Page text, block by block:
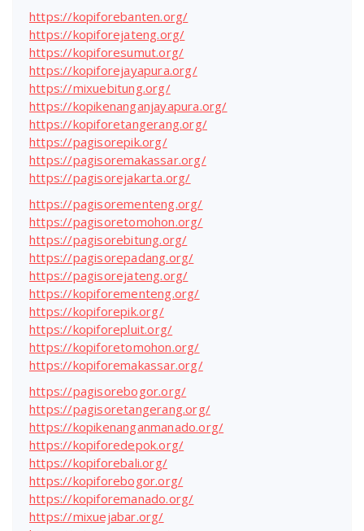
https://kopiforebanten.org/
https://kopiforejateng.org/
https://kopiforesumut.org/
https://kopiforejayapura.org/
https://mixuebitung.org/
https://kopikenanganjayapura.org/
https://kopiforetangerang.org/
https://pagisorepik.org/
https://pagisoremakassar.org/
https://pagisorejakarta.org/
https://pagisorementeng.org/
https://pagisoretomohon.org/
https://pagisorebitung.org/
https://pagisorepadang.org/
https://pagisorejateng.org/
https://kopiforementeng.org/
https://kopiforepik.org/
https://kopiforepluit.org/
https://kopiforetomohon.org/
https://kopiforemakassar.org/
https://pagisorebogor.org/
https://pagisoretangerang.org/
https://kopikenanganmanado.org/
https://kopiforedepok.org/
https://kopiforebali.org/
https://kopiforebogor.org/
https://kopiforemanado.org/
https://mixuejabar.org/